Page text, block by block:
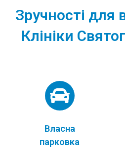
Зручності для
Клініки
Власна
парковка